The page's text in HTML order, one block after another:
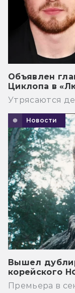
Объявлен
Циклопа в
Утрясаются
Новости
Вышел
корейского
Премьера в